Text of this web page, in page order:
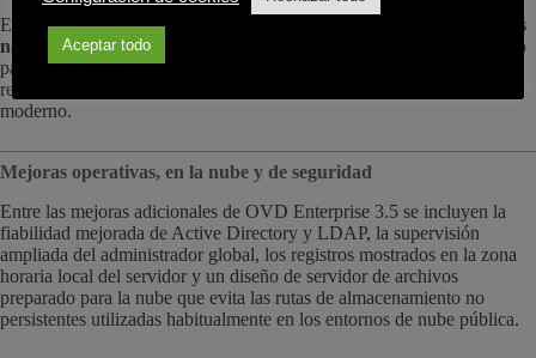
El Enterprise Desktop Client para Windows ya está disponible
64 bits
nativo
, mientras que el cliente de macOS se ha reescrito por completo
para funcionar conde forma nativa en Apple Silicon
rendimiento, la estabilidad y la capacidad de respuesta en el hardware
moderno.
Mejoras operativas, en la nube y de seguridad
Entre las mejoras adicionales de OVD Enterprise 3.5 se incluyen la
fiabilidad mejorada de Active Directory y LDAP, la supervisión
ampliada del administrador global, los registros mostrados en la zona
horaria local del servidor y un diseño de servidor de archivos
preparado para la nube que evita las rutas de almacenamiento no
persistentes utilizadas habitualmente en los entornos de nube pública.
Aceptar todo